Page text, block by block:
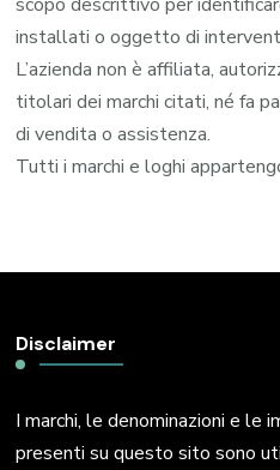
installati o oggetto di
L’azienda non è affiliata,
titolari dei marchi citati, né fa
di vendita o assistenza.
Tutti i marchi e loghi
Disclaimer
I marchi, le denominazioni e le
presenti su questo sito sono